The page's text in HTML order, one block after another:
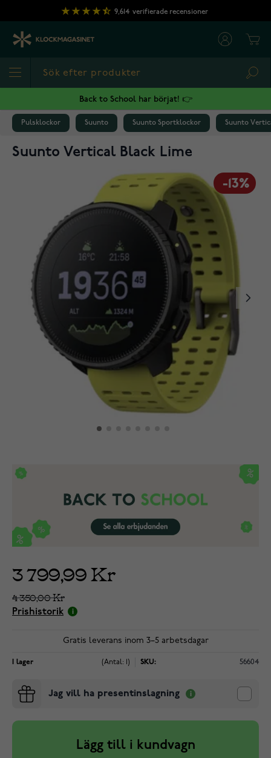
Hoppa till innehållet
9,614 verifierade recensioner
Back to School har börjat! 👉
Pulsklockor Suunto Suunto Sportklockor Suunto
Suunto Vertical Black Lime
-13%
3 799,99 Kr
4 350,00 Kr
Prishistorik
Gratis leverans inom 3–5 arbetsdagar
I lager (Antal: 1) SKU: 56604
Jag vill ha presentinslagning
Lägg till i kundvagn